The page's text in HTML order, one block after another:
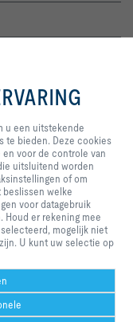
de TROX privacy
Belgium N.V.
uitstekende
zijn
van
controle
applicaties,
statistische
om
weer te
welke
op basis
dat,
die
u een uitstekende
te bieden. Deze cookies
voor de controle van
uitsluitend worden
of om
beslissen welke
voor datagebruik
Houd er rekening mee
mogelijk niet
U kunt uw selectie op